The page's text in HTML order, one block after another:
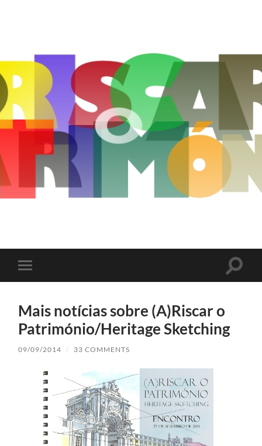
Toggle
mobile
Toggle
Mais notícias sobre (A)Riscar o
Património/Heritage Sketching
09/09/2014 / 33 COMMENTS